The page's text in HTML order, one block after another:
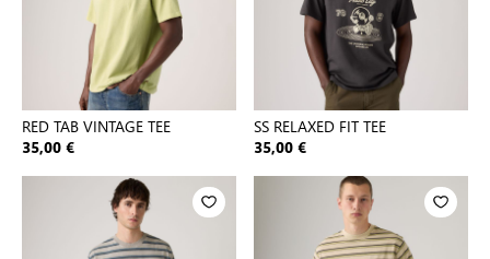
RED TAB VINTAGE TEE
35,00 €
SS RELAXED FIT TEE
35,00 €